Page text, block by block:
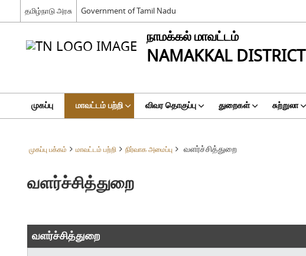
தமிழ்நாடு அரசு Government of Tamil Nadu
நாமக்கல் மாவட்டம்
NAMAKKAL DISTRICT
முகப்பு மாவட்டம் பற்றி விவர தொகுப்பு துறைகள் சுற்றுலா
முகப்பு பக்கம் மாவட்டம் பற்றி நிர்வாக அமைப்பு வளர்ச்சித்துறை
வளர்ச்சித்துறை
வளர்ச்சித்துறை